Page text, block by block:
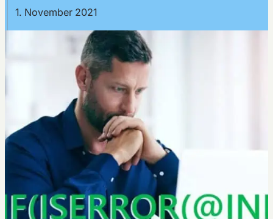
1. November 2021